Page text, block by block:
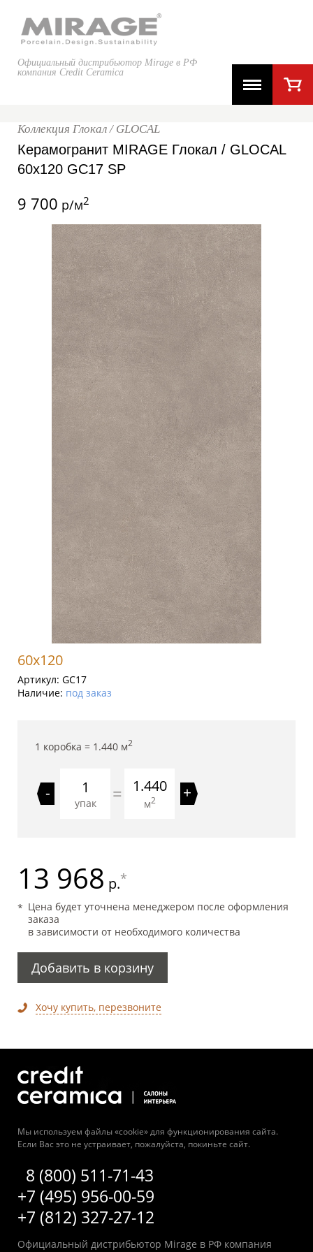
Официальный дистрибьютор Mirage в РФ
компания Credit Ceramica
Коллекция Глокал / GLOCAL
Керамогранит MIRAGE Глокал / GLOCAL
60x120 GC17 SP
9 700 р/м2
60x120
Артикул: GC17
Наличие: под заказ
1 коробка = 1.440 м2
-
упак = 1.440
м2 +
13 968 р.*
Цена будет уточнена менеджером после оформления
заказа
в зависимости от необходимого количества
Добавить в корзину
Хочу купить, перезвоните
Мы используем файлы «cookie» для функционирования сайта.
Если Вас это не устраивает, пожалуйста, покиньте сайт.
8 (800) 511-71-43
+7 (495) 956-00-59
+7 (812) 327-27-12
Официальный дистрибьютор Mirage в РФ компания